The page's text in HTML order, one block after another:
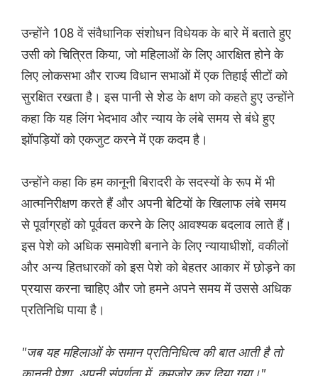
उन्होंने 108 वें संवैधानिक संशोधन विधेयक के बारे में बताते हुए
उसी को चित्रित किया, जो महिलाओं के लिए आरक्षित होने के
लिए लोकसभा और राज्य विधान सभाओं में एक तिहाई सीटों को
सुरक्षित रखता है। इस पानी से शेड के क्षण को कहते हुए उन्होंने
कहा कि यह लिंग भेदभाव और न्याय के लंबे समय से बंधे हुए
झोंपड़ियों को एकजुट करने में एक कदम है।
उन्होंने कहा कि हम कानूनी बिरादरी के सदस्यों के रूप में भी
आत्मनिरीक्षण करते हैं और अपनी बेटियों के खिलाफ लंबे समय
से पूर्वाग्रहों को पूर्ववत करने के लिए आवश्यक बदलाव लाते हैं।
इस पेशे को अधिक समावेशी बनाने के लिए न्यायाधीशों, वकीलों
और अन्य हितधारकों को इस पेशे को बेहतर आकार में छोड़ने का
प्रयास करना चाहिए और जो हमने अपने समय में उससे अधिक
प्रतिनिधि पाया है।
"जब यह महिलाओं के समान प्रतिनिधित्व की बात आती है तो